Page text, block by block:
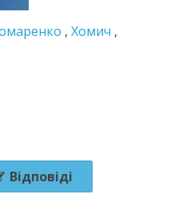
,Хомич ,
Відповіді